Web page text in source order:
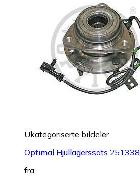
Ukategoriserte bildeler
Optimal Hjullagerssats 251338
fra